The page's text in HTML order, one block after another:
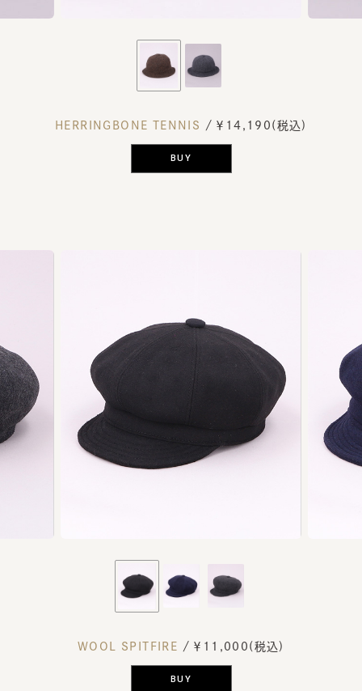
HERRINGBONE TENNIS / ￥14,190(税込)
BUY
WOOL SPITFIRE / ￥11,000(税込)
BUY